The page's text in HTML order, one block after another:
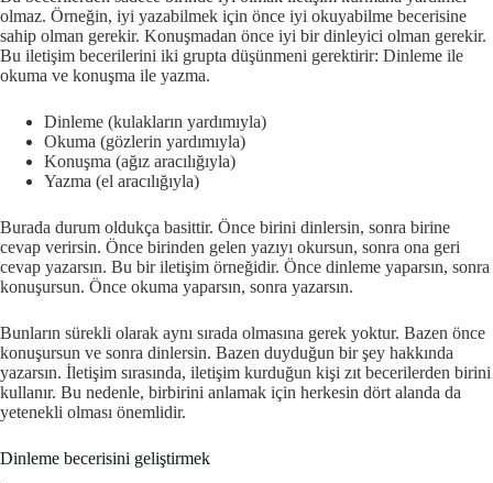
olmaz. Örneğin, iyi yazabilmek için önce iyi okuyabilme becerisine
sahip olman gerekir. Konuşmadan önce iyi bir dinleyici olman gerekir.
Bu iletişim becerilerini iki grupta düşünmeni gerektirir: Dinleme ile
okuma ve konuşma ile yazma.
Dinleme (kulakların yardımıyla)
Okuma (gözlerin yardımıyla)
Konuşma (ağız aracılığıyla)
Yazma (el aracılığıyla)
Burada durum oldukça basittir. Önce birini dinlersin, sonra birine
cevap verirsin. Önce birinden gelen yazıyı okursun, sonra ona geri
cevap yazarsın. Bu bir iletişim örneğidir. Önce dinleme yaparsın, sonra
konuşursun. Önce okuma yaparsın, sonra yazarsın.
Bunların sürekli olarak aynı sırada olmasına gerek yoktur. Bazen önce
konuşursun ve sonra dinlersin. Bazen duyduğun bir şey hakkında
yazarsın. İletişim sırasında, iletişim kurduğun kişi zıt becerilerden birini
kullanır. Bu nedenle, birbirini anlamak için herkesin dört alanda da
yetenekli olması önemlidir.
Dinleme becerisini geliştirmek